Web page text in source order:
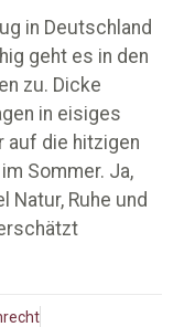
in Deutschland
geht es in den
zu. Dicke
in eisiges
auf die hitzigen
Sommer. Ja,
Natur, Ruhe und